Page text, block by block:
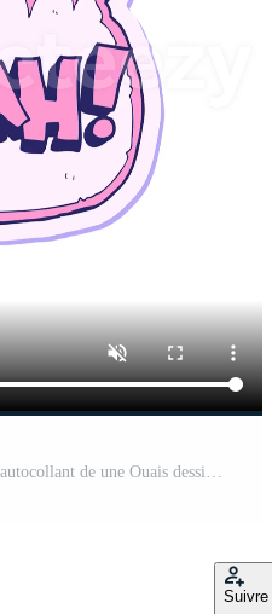
filage mouvement animation de autocollant de une Ouais dessin animé crier Vidéo Pro
Suivre